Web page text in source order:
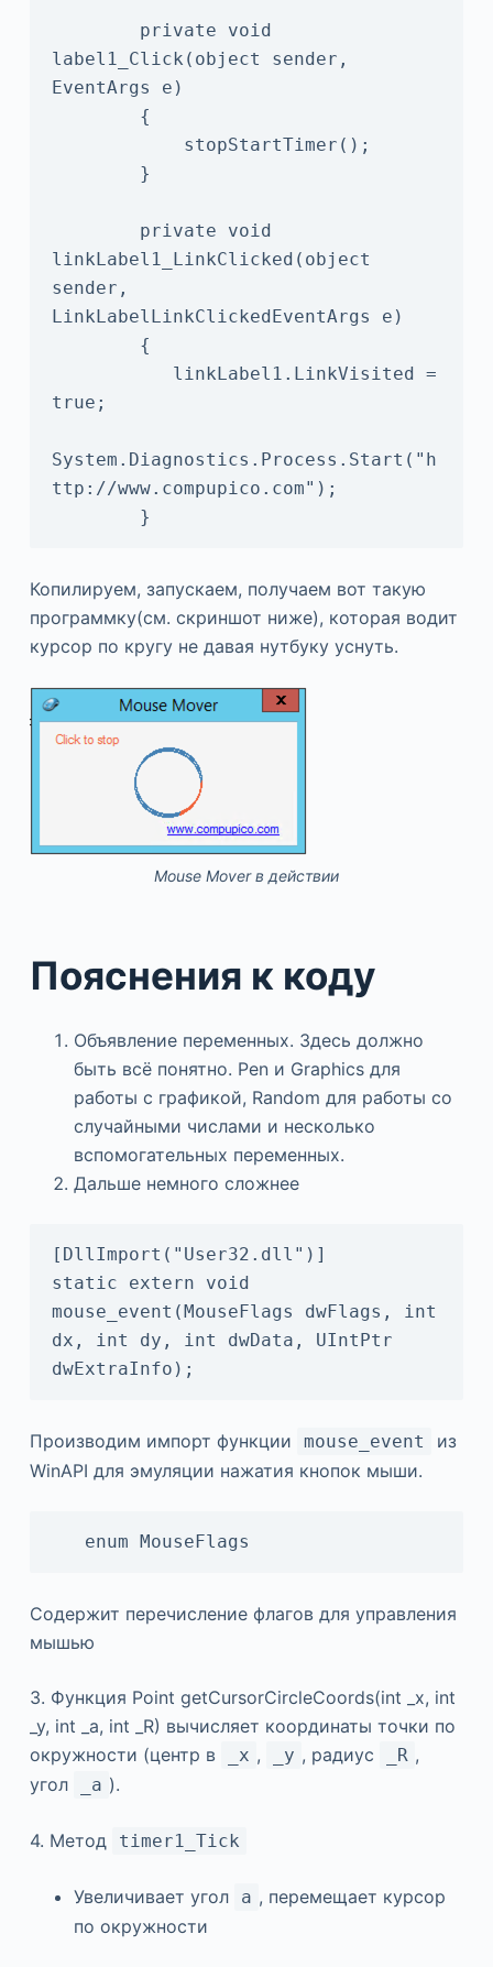
label1_Click(object sender,
EventArgs e)
linkLabel1_LinkClicked(object
sender,
LinkLabelLinkClickedEventArgs e)
true;
System.Diagnostics.Process.Start("h
ttp://www.compupico.com");
        }
Копилируем, запускаем, получаем вот такую
программку(см. скриншот ниже), которая водит
курсор по кругу не давая нутбуку уснуть.
Mouse Mover в действии
Пояснения к коду
Объявление переменных. Здесь должно
быть всё понятно. Pen и Graphics для
работы с графикой, Random для работы со
случайными числами и несколько
вспомогательных переменных.
Дальше немного сложнее
[DllImport("User32.dll")]
static extern void
mouse_event(MouseFlags dwFlags, int
dx, int dy, int dwData, UIntPtr
dwExtraInfo);
Производим импорт функции mouse_event
из
WinAPI для эмуляции нажатия кнопок мыши.
   enum MouseFlags
Содержит перечисление флагов для управления
мышью
3. Функция Point getCursorCircleCoords(int _x, int
_y, int _a, int _R) вычисляет координаты точки по
окружности (центр в
_x , _y , радиус _R ,
угол
_a ).
4. Метод timer1_Tick
Увеличивает угол a , перемещает курсор
по окружности